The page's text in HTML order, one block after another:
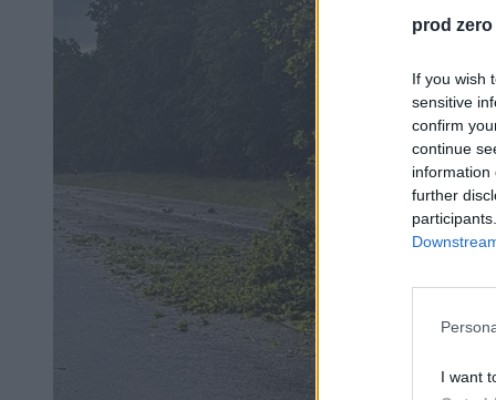
prod zero
If you wish
sensitive
confirm
continue
information
further
I want